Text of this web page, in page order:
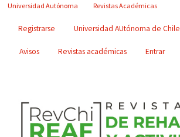
Navegación
Contenido
Barra
Universidad Autónoma Revistas Académicas
Registrarse Universidad AUtónoma de Chile
Avisos Revistas académicas Entrar